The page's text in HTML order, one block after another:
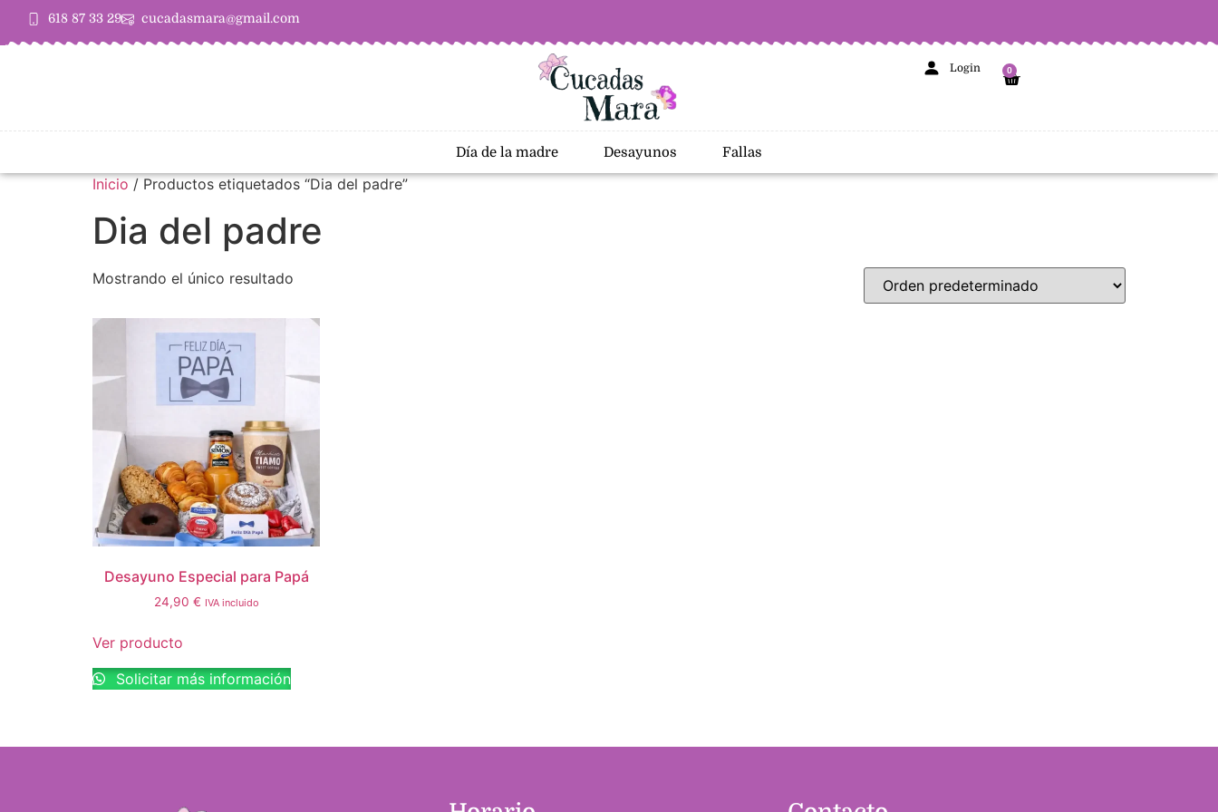
618 87 33 29 cucadasmara@gmail.com
Login 0
Día de la madre Desayunos Fallas
Inicio / Productos etiquetados “Dia del padre”
Dia del padre
Mostrando el único resultado
Desayuno Especial para Papá
24,90 € IVA incluido
Ver producto
Solicitar más información